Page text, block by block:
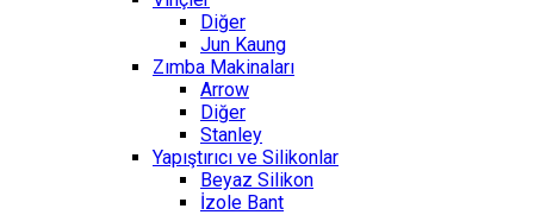
Diğer
Jun Kaung
Zımba Makinaları
Arrow
Diğer
Stanley
Yapıştırıcı ve Silikonlar
Beyaz Silikon
İzole Bant